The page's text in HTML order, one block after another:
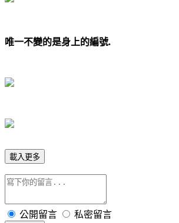
唯一不變的是身上的編號.
載入更多
公開留言 私密留言